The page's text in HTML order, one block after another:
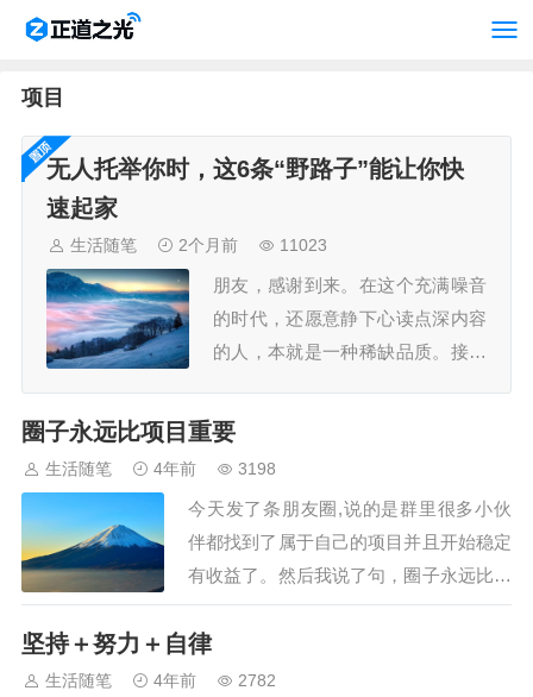
项目
无人托举你时，这6条“野路子”能让你快
速起家
生活随笔 2个月前 11023
朋友，感谢到来。在这个充满噪音
的时代，还愿意静下心读点深内容
的人，本就是一种稀缺品质。接下
一。坦白说，这些内容实践价值很
拿去就用。此时我们不是作者与读
者，是价值交换的伙伴。开始前，
先说清几点“伙伴守则”：1、没有
圈子永远比项目重要
生活随笔 4年前 3198
今天发了条朋友圈,说的是群里很多小伙
伴都找到了属于自己的项目并且开始稳定
有收益了。然后我说了句，圈子永远比项
目更重要有人问我为什么说圈子永远比项
目重要。举个简单的例子，一个圈子，里
面有人通过某一个项目赚钱,然后有人去
坚持＋努力＋自律
生活随笔 4年前 2782